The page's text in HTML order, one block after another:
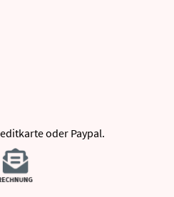
oder Paypal.